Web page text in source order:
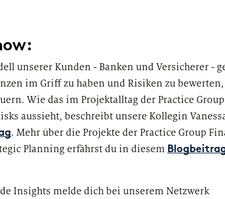
unserer Kunden - Banken und Versicherer -
im Griff zu haben und Risiken zu
Wie das im Projektalltag der Practice
aussieht, beschreibt unsere Kollegin
. Mehr über die Projekte der Practice Group
Planning erfährst du in diesem
Insights melde dich bei unserem Netzwerk